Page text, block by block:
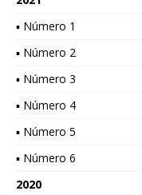
▪ Número 1
▪ Número 2
▪ Número 3
▪ Número 4
▪ Número 5
▪ Número 6
2020